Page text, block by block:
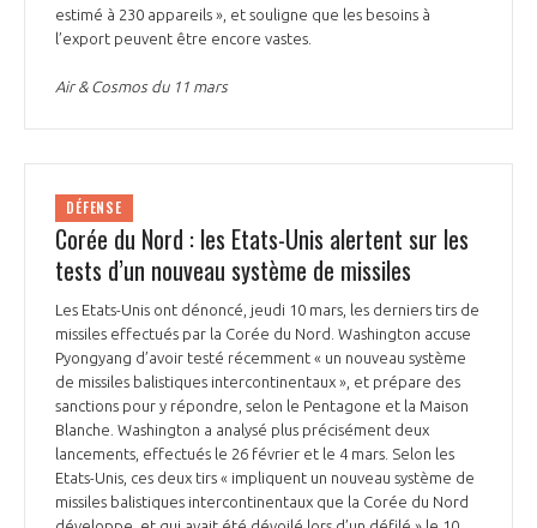
estimé à 230 appareils », et souligne que les besoins à
l’export peuvent être encore vastes.
Air & Cosmos du 11 mars
DÉFENSE
Corée du Nord : les Etats-Unis alertent sur les
tests d’un nouveau système de missiles
Les Etats-Unis ont dénoncé, jeudi 10 mars, les derniers tirs de
missiles effectués par la Corée du Nord. Washington accuse
Pyongyang d’avoir testé récemment « un nouveau système
de missiles balistiques intercontinentaux », et prépare des
sanctions pour y répondre, selon le Pentagone et la Maison
Blanche. Washington a analysé plus précisément deux
lancements, effectués le 26 février et le 4 mars. Selon les
Etats-Unis, ces deux tirs « impliquent un nouveau système de
missiles balistiques intercontinentaux que la Corée du Nord